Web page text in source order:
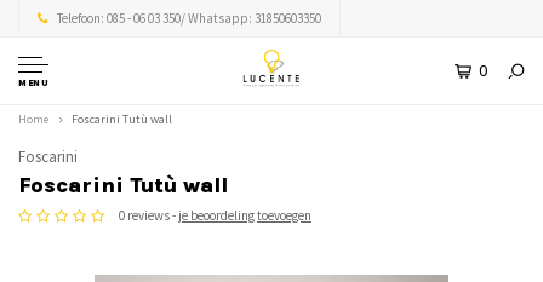
Telefoon: 085 - 06 03 350/ Whatsapp: 31850603350
MENU
0
Home Foscarini Tutù wall
Foscarini
Foscarini Tutù wall
0 reviews - je beoordeling toevoegen